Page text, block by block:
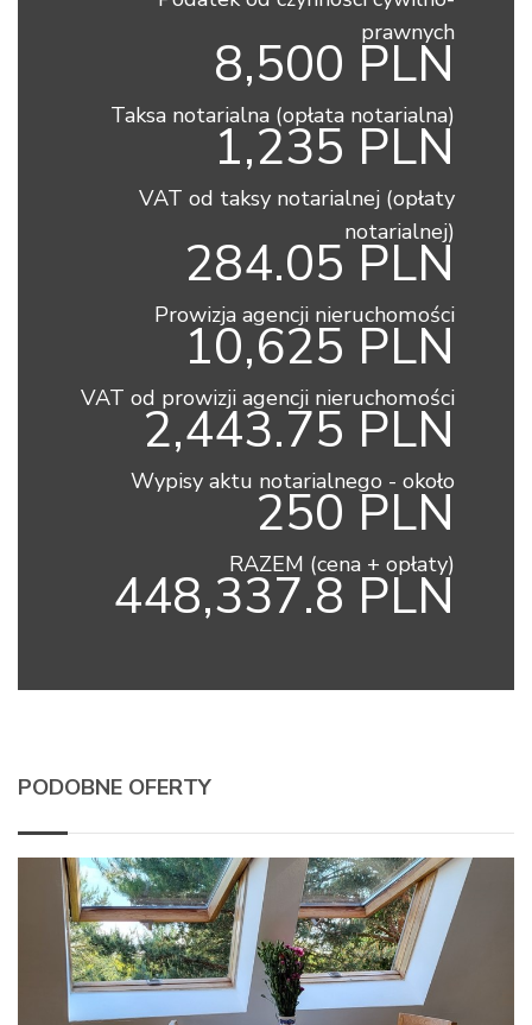
prawnych
8,500 PLN
Taksa notarialna (opłata notarialna)
1,235 PLN
VAT od taksy notarialnej (opłaty
notarialnej)
284.05 PLN
Prowizja agencji nieruchomości
10,625 PLN
VAT od prowizji agencji nieruchomości
2,443.75 PLN
Wypisy aktu notarialnego - około
250 PLN
RAZEM (cena + opłaty)
448,337.8 PLN
PODOBNE OFERTY